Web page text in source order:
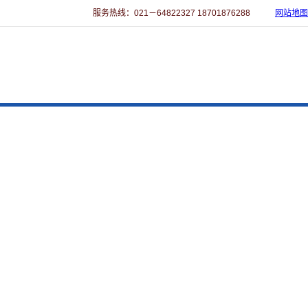
服务热线：021－64822327 18701876288 网站地图